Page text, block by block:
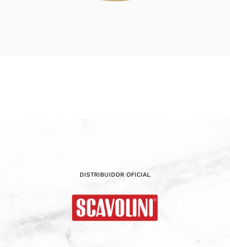
DISTRIBUIDOR OFICIAL